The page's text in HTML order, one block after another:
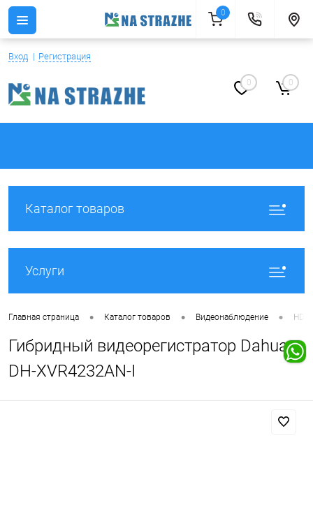
Вход Регистрация
0 0
Каталог товаров
Услуги
Главная страница • Каталог товаров • Видеонаблюдение • HD
Гибридный видеорегистратор Dahua
DH-XVR4232AN-I
0